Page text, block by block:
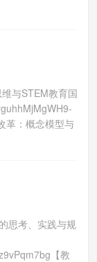
与STEM教育国
革：概念模型与
思考、实践与规
【教